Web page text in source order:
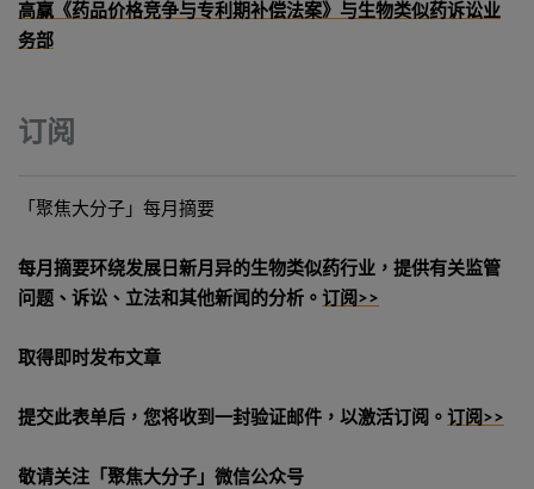
高赢《药品价格竞争与专利期补偿法案》与生物类似药诉讼业
务部
订阅
「聚焦大分子」每月摘要
每月摘要环绕发展日新月异的生物类似药行业，提供有关监管
问题、诉讼、立法和其他新闻的分析。 订阅>>
取得即时发布文章
提交此表单后，您将收到一封验证邮件，以激活订阅。 订阅>>
敬请关注「聚焦大分子」微信公众号